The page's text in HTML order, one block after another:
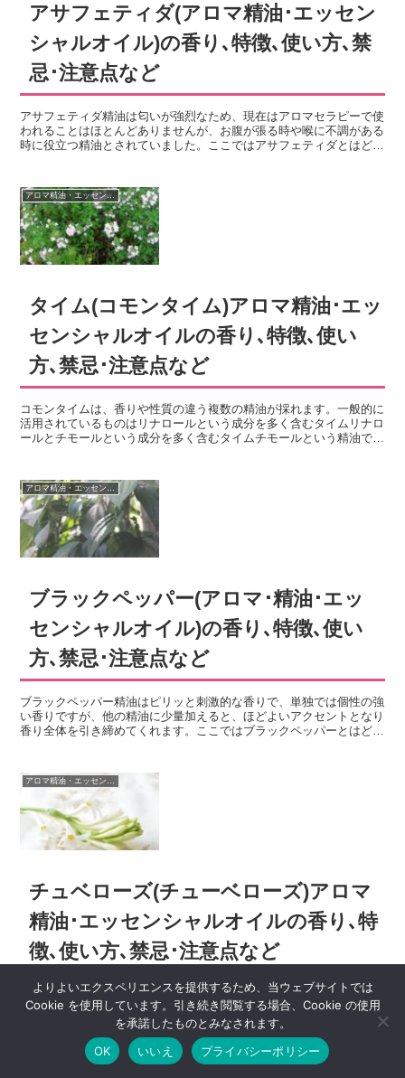
アサフェティダ(アロマ精油･エッセン
シャルオイル)の香り､特徴､使い方､禁
忌･注意点など
アサフェティダ精油は匂いが強烈なため、現在はアロマセラピーで使
われることはほとんどありませんが、お腹が張る時や喉に不調がある
時に役立つ精油とされていました。ここではアサフェティダとはどの
アロマ精油・エッセンシャルオイル
タイム(コモンタイム)アロマ精油･エッ
センシャルオイルの香り､特徴､使い
方､禁忌･注意点など
コモンタイムは、香りや性質の違う複数の精油が採れます。一般的に
活用されているものはリナロールという成分を多く含むタイムリナロ
ールとチモールという成分を多く含むタイムチモールという精油で
の注意点などについて紹介します。
ブラックペッパー(アロマ･精油･エッ
センシャルオイル)の香り､特徴､使い
方､禁忌･注意点など
ブラックペッパー精油はピリッと刺激的な香りで、単独では個性の強
い香りですが、他の精油に少量加えると、ほどよいアクセントとなり
香り全体を引き締めてくれます。ここではブラックペッパーとはどの
アロマ精油・エッセンシャルオイル
チュベローズ(チューベローズ)アロマ
精油･エッセンシャルオイルの香り､特
徴､使い方､禁忌･注意点など
チュベローズは大量の花から少量しか精油が採れないためとても高価
ですが、蜂蜜のような甘い香りで、花の中で最もセクシーな香りとも
言われています。ここではチュベローズとはどのような植物か？チュ
ベローズの精油の香りや特徴、使い方・活用法や使用する時の注意点
などについて紹介します。
ホーム 検索 トップ
よりよいエクスペリエンスを提供するため、当ウェブサイトでは
Cookie を使用しています。引き続き閲覧する場合、Cookie の使用
を承諾したものとみなされます。
OK
いいえ プライバシーポリシー